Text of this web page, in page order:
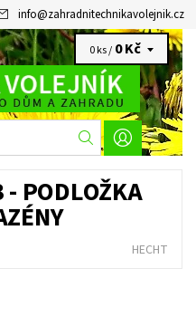
info@zahradnitechnikavolejnik.cz
0 ks / 0 Kč
PODLOŽKA
HECHT